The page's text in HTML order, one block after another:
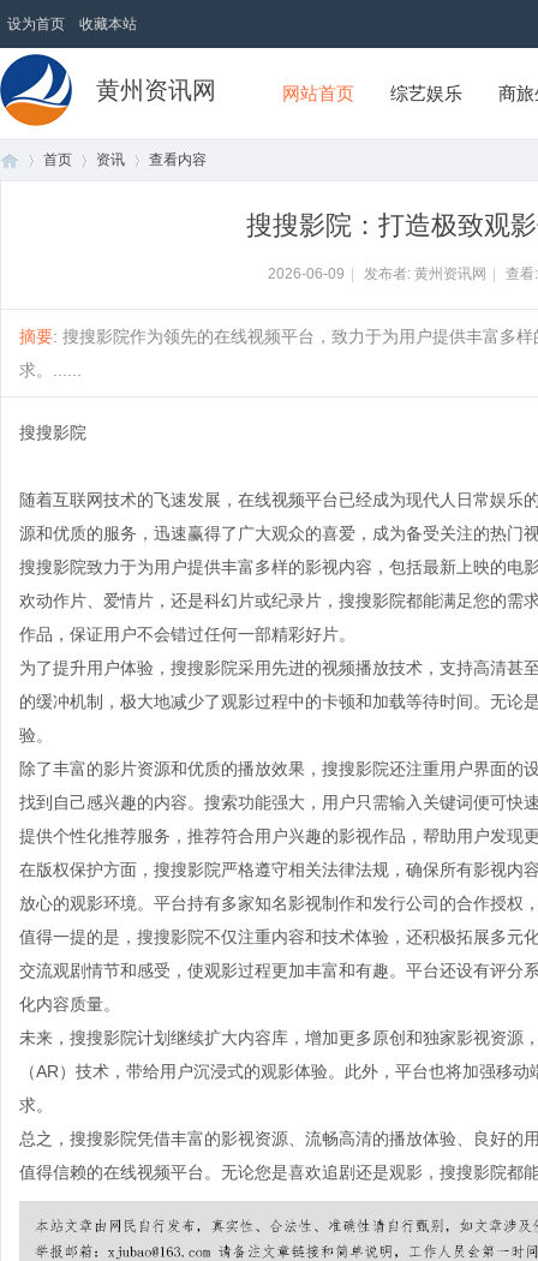
设为首页 收藏本站
黄州资讯网 网站首页 综艺娱乐 商
首页 资讯 查看内容
搜搜影院：打造极致观
2026-06-09 发布者: 黄州资讯网 查
摘要: 搜搜影院作为领先的在线视频平台，致力于为用户提供丰富多
求。......
搜搜影院
随着互联网技术的飞速发展，在线视频平台已经成为现代人日常娱
源和优质的服务，迅速赢得了广大观众的喜爱，成为备受关注的热门
搜搜影院致力于为用户提供丰富多样的影视内容，包括最新上映的电
欢动作片、爱情片，还是科幻片或纪录片，搜搜影院都能满足您的需
作品，保证用户不会错过任何一部精彩好片。
为了提升用户体验，搜搜影院采用先进的视频播放技术，支持高清
的缓冲机制，极大地减少了观影过程中的卡顿和加载等待时间。无
验。
除了丰富的影片资源和优质的播放效果，搜搜影院还注重用户界面
找到自己感兴趣的内容。搜索功能强大，用户只需输入关键词便可快
提供个性化推荐服务，推荐符合用户兴趣的影视作品，帮助用户发现
在版权保护方面，搜搜影院严格遵守相关法律法规，确保所有影视内
放心的观影环境。平台持有多家知名影视制作和发行公司的合作授权
值得一提的是，搜搜影院不仅注重内容和技术体验，还积极拓展多元
交流观剧情节和感受，使观影过程更加丰富和有趣。平台还设有评分
化内容质量。
未来，搜搜影院计划继续扩大内容库，增加更多原创和独家影视资源
（AR）技术，带给用户沉浸式的观影体验。此外，平台也将加强移
求。
总之，搜搜影院凭借丰富的影视资源、流畅高清的播放体验、良好
值得信赖的在线视频平台。无论您是喜欢追剧还是观影，搜搜影院都